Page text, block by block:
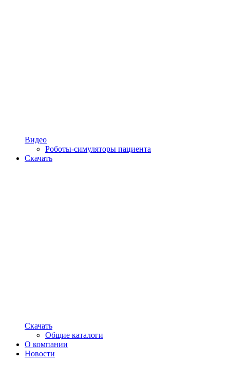
Видео
Роботы-симуляторы пациента
Скачать
Скачать
Общие каталоги
О компании
Новости